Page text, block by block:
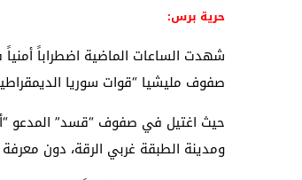
حرية برس:
شهدت الساعات الماضية اضطراباً
صفوف مليشيا “قوات سوريا
حيث اغتيل في صفوف “قسد” المدعو
ومدينة الطبقة غربي الرقة، دون